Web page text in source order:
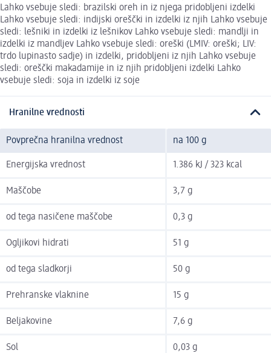
Lahko vsebuje sledi: brazilski oreh in iz njega pridobljeni izdelki
Lahko vsebuje sledi: indijski oreščki in izdelki iz njih Lahko vsebuje
sledi: lešniki in izdelki iz lešnikov Lahko vsebuje sledi: mandlji in
izdelki iz mandljev Lahko vsebuje sledi: oreški (LMIV: oreški; LIV:
trdo lupinasto sadje) in izdelki, pridobljeni iz njih Lahko vsebuje
sledi: oreščki makadamije in iz njih pridobljeni izdelki Lahko
vsebuje sledi: soja in izdelki iz soje
Hranilne vrednosti
Povprečna hranilna vrednost na 100 g
Energijska vrednost 1.386 kJ / 323 kcal
Maščobe 3,7 g
od tega nasičene maščobe 0,3 g
Ogljikovi hidrati 51 g
od tega sladkorji 50 g
Prehranske vlaknine 15 g
Beljakovine 7,6 g
Sol 0,03 g